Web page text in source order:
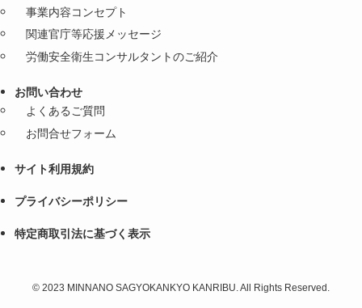
事業内容コンセプト
関連官庁等応援メッセージ
労働安全衛生コンサルタントのご紹介
お問い合わせ
よくあるご質問
お問合せフォーム
サイト利用規約
プライバシーポリシー
特定商取引法に基づく表示
© 2023 MINNANO SAGYOKANKYO KANRIBU. All Rights Reserved.